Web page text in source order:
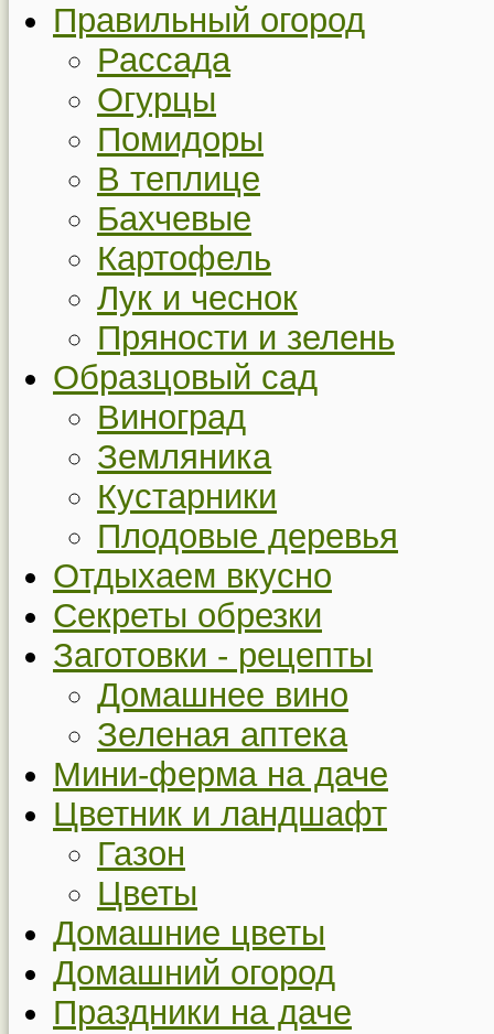
Правильный огород
Рассада
Огурцы
Помидоры
В теплице
Бахчевые
Картофель
Лук и чеснок
Пряности и зелень
Образцовый сад
Виноград
Земляника
Кустарники
Плодовые деревья
Отдыхаем вкусно
Секреты обрезки
Заготовки - рецепты
Домашнее вино
Зеленая аптека
Мини-ферма на даче
Цветник и ландшафт
Газон
Цветы
Домашние цветы
Домашний огород
Праздники на даче